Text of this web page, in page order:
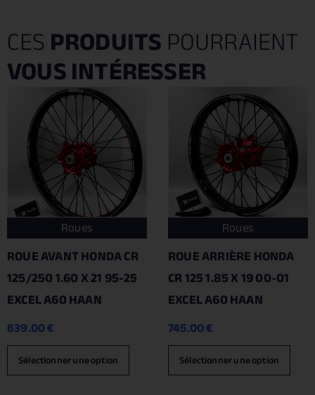
CESPRODUITSPOURRAIENT
VOUS INTÉRESSER
Roues
ROUE AVANT HONDA CR
125/250 1.60 X 21 95-25
EXCEL A60 HAAN
639.00€
Sélectionner une option
Roues
ROUE ARRIÈRE HONDA
CR 125 1.85 X 19 00-01
EXCEL A60 HAAN
745.00€
Sélectionner une option